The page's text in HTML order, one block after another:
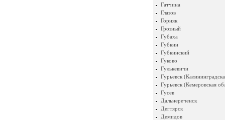
Гатчина
Глазов
Горняк
Грозный
Губаха
Губкин
Губкинский
Гуково
Гулькевичи
Гурьевск
Гурьевск (Кемеровская
Гусев
Дальнереченск
Дегтярск
Демидов